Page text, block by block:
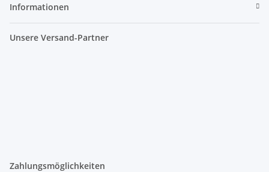
Informationen
Unsere Versand-Partner
Zahlungsmöglichkeiten